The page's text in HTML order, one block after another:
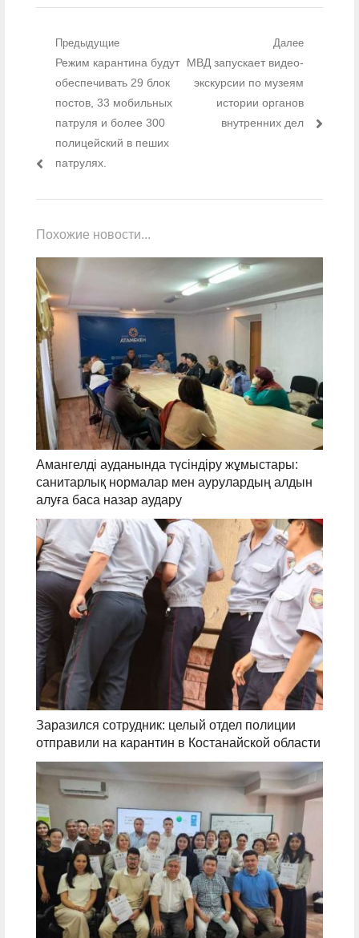
Навигация по записям
Предыдущие
Предыдущий пост:
Режим карантина будут
обеспечивать 29 блок
постов, 33 мобильных
патруля и более 300
полицейский в пеших
патрулях.
Далее
Следующий пост:
МВД запускает видео-
экскурсии по музеям
истории органов
внутренних дел
Похожие новости...
Амангелді ауданында түсіндіру жұмыстары:
санитарлық нормалар мен аурулардың алдын
алуға баса назар аудару
Заразился сотрудник: целый отдел полиции
отправили на карантин в Костанайской области